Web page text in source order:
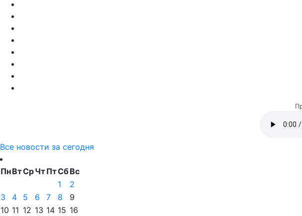
Все новости за сегодня
ПнВтСрЧтПтСбВс
1
2
3
4 5 6 7 8
9
10 11 12 13 14 15 16